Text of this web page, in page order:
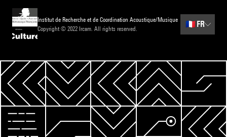
Institut de Recherche et de Coordination Acoustique/Musique
Copyright © 2022 Ircam. All rights reserved.
🇫🇷 FR